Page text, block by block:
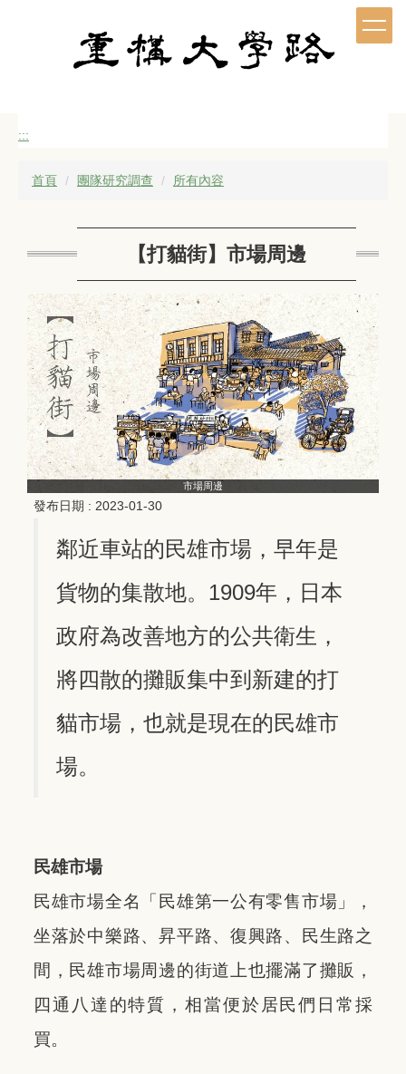
:::
首頁 團隊研究調查 所有內容
【打貓街】市場周邊
市場周邊
發布日期 : 2023-01-30
鄰近車站的民雄市場，早年是
貨物的集散地。1909年，日本
政府為改善地方的公共衛生，
將四散的攤販集中到新建的打
貓市場，也就是現在的民雄市
場。
民雄市場
民雄市場全名「民雄第一公有零售市場」，
坐落於中樂路、昇平路、復興路、民生路之
間，民雄市場周邊的街道上也擺滿了攤販，
四通八達的特質，相當便於居民們日常採
買。